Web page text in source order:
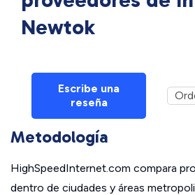
Newtok
Escribe una
reseña
Metodología
HighSpeedInternet.com compara
dentro de ciudades y áreas